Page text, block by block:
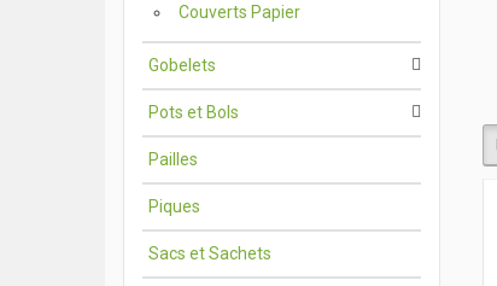
Couverts Papier
Gobelets
Pots et Bols
Pailles
Piques
Sacs et Sachets